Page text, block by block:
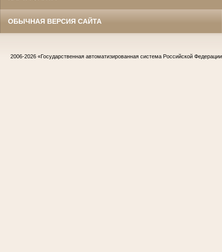
ОБЫЧНАЯ ВЕРСИЯ САЙТА
2006-2026 «Государственная автоматизированная система Российской